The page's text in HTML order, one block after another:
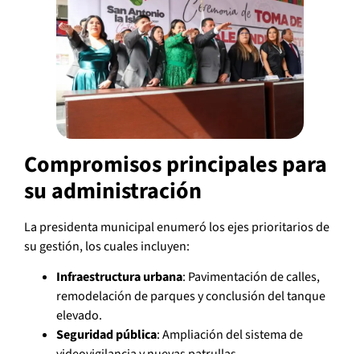
Compromisos principales para
su administración
La presidenta municipal enumeró los ejes prioritarios de
su gestión, los cuales incluyen:
Infraestructura urbana: Pavimentación de calles,
remodelación de parques y conclusión del tanque
elevado.
Seguridad pública: Ampliación del sistema de